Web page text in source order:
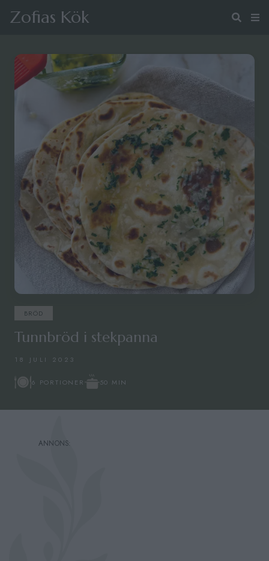
Zofias Kök
BRÖD
Tunnbröd i stekpanna
18 JULI 2023
6 PORTIONER 50 MIN